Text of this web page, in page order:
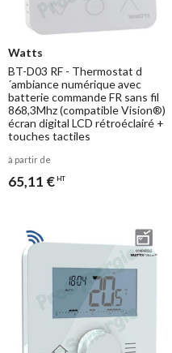
Watts
BT-D03 RF - Thermostat d
´ambiance numérique avec
batterie commande FR sans fil
868,3Mhz (compatible Vision®)
écran digital LCD rétroéclairé +
touches tactiles
à partir de
65,11 € HT